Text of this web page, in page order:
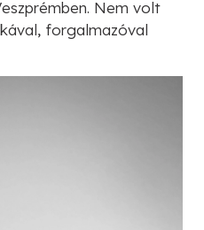
Nem volt
forgalmazóval